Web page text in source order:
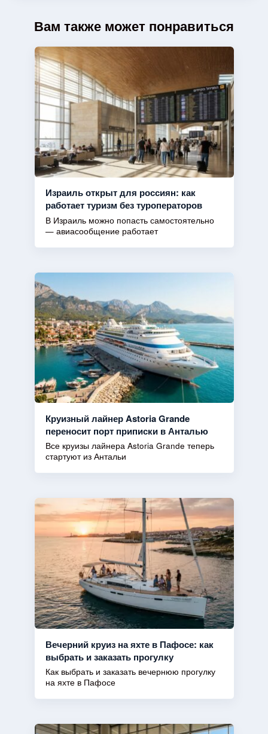
Вам также может понравиться
Израиль открыт для россиян: как
работает туризм без туроператоров
В Израиль можно попасть самостоятельно
— авиасообщение работает
Круизный лайнер Astoria Grande
переносит порт приписки в Анталью
Все круизы лайнера Astoria Grande теперь
стартуют из Антальи
Вечерний круиз на яхте в Пафосе: как
выбрать и заказать прогулку
Как выбрать и заказать вечернюю прогулку
на яхте в Пафосе